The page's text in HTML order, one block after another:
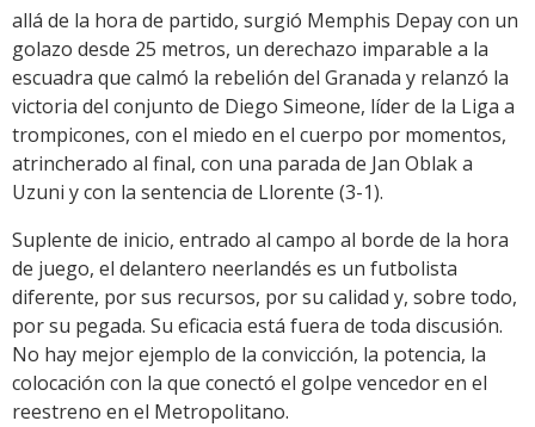
allá de la hora de partido, surgió Memphis Depay con un
golazo desde 25 metros, un derechazo imparable a la
escuadra que calmó la rebelión del Granada y relanzó la
victoria del conjunto de Diego Simeone, líder de la Liga a
trompicones, con el miedo en el cuerpo por momentos,
atrincherado al final, con una parada de Jan Oblak a
Uzuni y con la sentencia de Llorente (3-1).
Suplente de inicio, entrado al campo al borde de la hora
de juego, el delantero neerlandés es un futbolista
diferente, por sus recursos, por su calidad y, sobre todo,
por su pegada. Su eficacia está fuera de toda discusión.
No hay mejor ejemplo de la convicción, la potencia, la
colocación con la que conectó el golpe vencedor en el
reestreno en el Metropolitano.